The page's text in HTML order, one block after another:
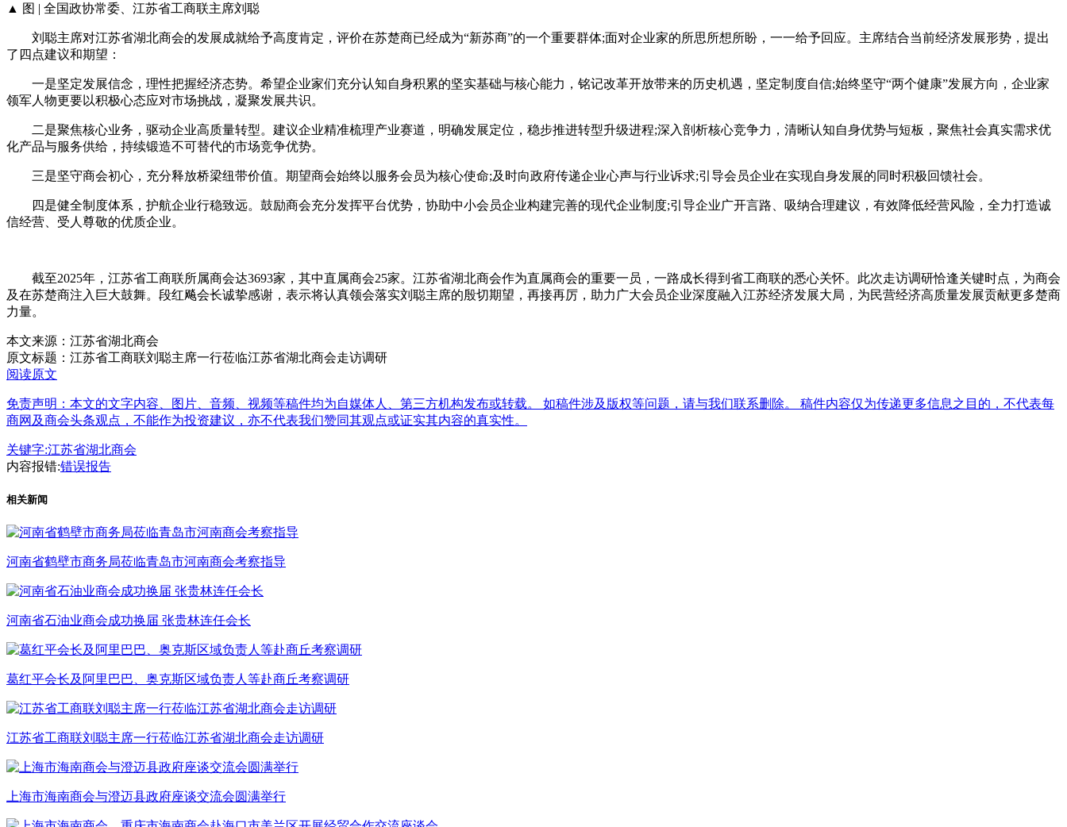
▲ 图 | 全国政协常委、江苏省工商联主席刘聪
刘聪主席对江苏省湖北商会的发展成就给予高度肯定，评价在苏楚商已经成为“新苏商”的一个重要群体;面对企业家的所思所想所盼，一一给予回应。主席结合当前经济发展形势，提出
了四点建议和期望：
一是坚定发展信念，理性把握经济态势。希望企业家们充分认知自身积累的坚实基础与核心能力，铭记改革开放带来的历史机遇，坚定制度自信;始终坚守“两个健康”发展方向，企业家
领军人物更要以积极心态应对市场挑战，凝聚发展共识。
二是聚焦核心业务，驱动企业高质量转型。建议企业精准梳理产业赛道，明确发展定位，稳步推进转型升级进程;深入剖析核心竞争力，清晰认知自身优势与短板，聚焦社会真实需求优
化产品与服务供给，持续锻造不可替代的市场竞争优势。
三是坚守商会初心，充分释放桥梁纽带价值。期望商会始终以服务会员为核心使命;及时向政府传递企业心声与行业诉求;引导会员企业在实现自身发展的同时积极回馈社会。
四是健全制度体系，护航企业行稳致远。鼓励商会充分发挥平台优势，协助中小会员企业构建完善的现代企业制度;引导企业广开言路、吸纳合理建议，有效降低经营风险，全力打造诚
信经营、受人尊敬的优质企业。
截至2025年，江苏省工商联所属商会达3693家，其中直属商会25家。江苏省湖北商会作为直属商会的重要一员，一路成长得到省工商联的悉心关怀。此次走访调研恰逢关键时点，为商会
及在苏楚商注入巨大鼓舞。段红飚会长诚挚感谢，表示将认真领会落实刘聪主席的殷切期望，再接再厉，助力广大会员企业深度融入江苏经济发展大局，为民营经济高质量发展贡献更多楚商
力量。
本文来源：江苏省湖北商会
原文标题： 江苏省工商联刘聪主席一行莅临江苏省湖北商会走访调研
阅读原文
免责声明：本文的文字内容、图片、音频、视频等稿件均为自媒体人、第三方机构发布或转载。 如稿件涉及版权等问题，请与我们联系删除。 稿件内容仅为传递更多信息之目的，不代表每
商网及商会头条观点，不能作为投资建议，亦不代表我们赞同其观点或证实其内容的真实性。
关键字:江苏省湖北商会
内容报错:错误报告
相关新闻
河南省鹤壁市商务局莅临青岛市河南商会考察指导
河南省石油业商会成功换届 张贵林连任会长
葛红平会长及阿里巴巴、奥克斯区域负责人等赴商丘考察调研
江苏省工商联刘聪主席一行莅临江苏省湖北商会走访调研
上海市海南商会与澄迈县政府座谈交流会圆满举行